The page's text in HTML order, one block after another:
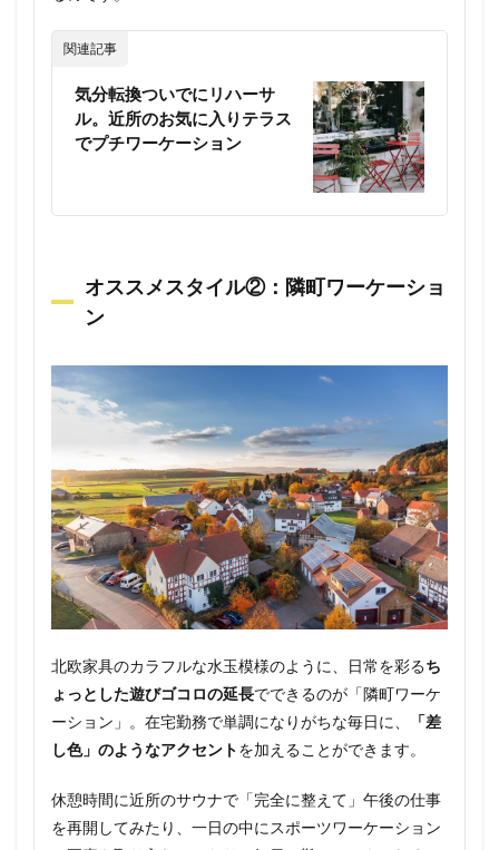
関連記事
気分転換ついでにリハーサ
ル。近所のお気に入りテラス
でプチワーケーション
オススメスタイル②：隣町ワーケーショ
ン
北欧家具のカラフルな水玉模様のように、日常を彩るち
ょっとした遊びゴコロの延長でできるのが「隣町ワーケ
ーション」。在宅勤務で単調になりがちな毎日に、
「差
し色」のようなアクセントを加えることができます。
休憩時間に近所のサウナで「完全に整えて」午後の仕事
を再開してみたり、一日の中にスポーツワーケーション